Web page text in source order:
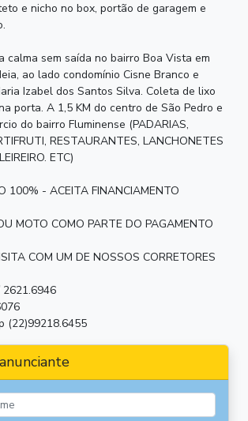
e nicho no box, portão de garagem e
calma sem saída no bairro Boa Vista em
ao lado condomínio Cisne Branco e
Izabel dos Santos Silva. Coleta de lixo
porta. A 1,5 KM do centro de São Pedro e
do bairro Fluminense (PADARIAS,
RESTAURANTES, LANCHONETES
ETC)
100% - ACEITA FINANCIAMENTO
MOTO COMO PARTE DO PAGAMENTO
COM UM DE NOSSOS CORRETORES
(22)99218.6455